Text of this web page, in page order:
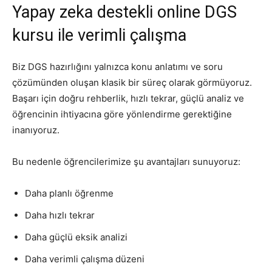
Yapay zeka destekli online DGS
kursu ile verimli çalışma
Biz DGS hazırlığını yalnızca konu anlatımı ve soru
çözümünden oluşan klasik bir süreç olarak görmüyoruz.
Başarı için doğru rehberlik, hızlı tekrar, güçlü analiz ve
öğrencinin ihtiyacına göre yönlendirme gerektiğine
inanıyoruz.
Bu nedenle öğrencilerimize şu avantajları sunuyoruz:
Daha planlı öğrenme
Daha hızlı tekrar
Daha güçlü eksik analizi
Daha verimli çalışma düzeni